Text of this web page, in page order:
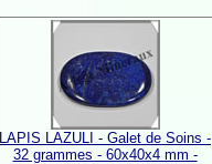
LAPIS LAZULI - Galet de Soins -
32 grammes - 60x40x4 mm -